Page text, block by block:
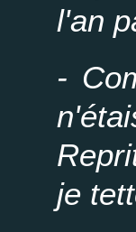
l'an
-
je